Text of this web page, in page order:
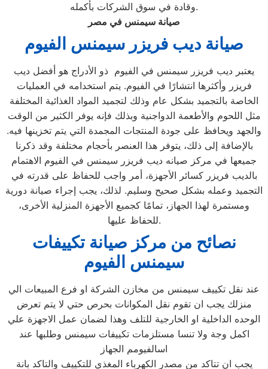
وقادة في سوق الشركات بأكمله.
صيانة سيمنس في مصر
صيانة ديب فريزر سيمنس الفيوم
يعتبر ديب فريزر سيمنس في الفيوم ذو الأدراج هو أفضل ديب
فريزر وأكثرها انتشارًا في الفيوم. يتم استخدامه في العمليات
الخاصة بالتجميد بشكل عام وذلك لتجميد المواد الغذائية المختلفة
مثل اللحوم والأطعمة الدواجنية وبذلك فإنه يوفر الكثير من الوقت
والجهد ويحافظ على جودة المنتجات المجمدة التي يتم تخزينها فيه.
بالإضافة إلى ذلك، يتوفر هذا العنصر بأحجام مختلفة وقد ذكرنا
جميعها في مركز صيانه ديب فريزر سيمنس في الفيوم الاهتمام
بالديب فريزر كسائر الأجهزة، أمر واجب للحفاظ على قدرته في
التجميد وعمله بشكل صحيح وسليم. لذلك، يجب إجراء صيانة دورية
ومستمرة لهذا الجهاز، تمامًا كجميع الأجهزة المنزلية الأخرى،
للحفاظ عليها.
نصائح من مركز صيانة تكييفات
سيمنس الفيوم
عند نقل تكييف سيمنس من مخازن الشركة او فرع المبيعات الي
منزلك يجب ان تقوم نقل المكوانات بحرص حتي لا يتم تعرض
الوحده الداخلية او الخارجية للتلف وهذا لضمان عمل الاجهزة علي
اكمل وجة ولا تنسا مستلزمات تكييفات سيمنس وطلبها عند
اسالفيومم الجهاز
يجب ان تتاكد من مصدر الكهرباء المغذي للتكييف والتاكد بانة